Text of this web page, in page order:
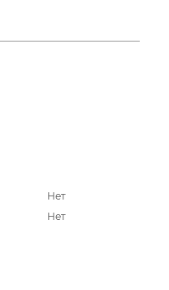
для носа, одна
пара очков
Нет
Нет